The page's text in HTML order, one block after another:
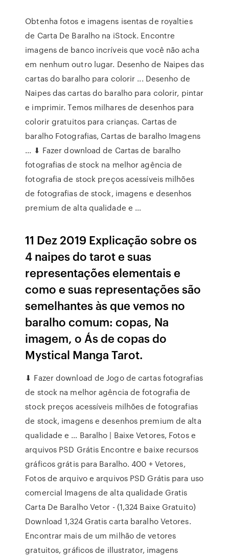
Obtenha fotos e imagens isentas de royalties
de Carta De Baralho na iStock. Encontre
imagens de banco incríveis que você não acha
em nenhum outro lugar. Desenho de Naipes das
cartas do baralho para colorir ... Desenho de
Naipes das cartas do baralho para colorir, pintar
e imprimir. Temos milhares de desenhos para
colorir gratuitos para crianças. Cartas de
baralho Fotografias, Cartas de baralho Imagens
... ⬇ Fazer download de Cartas de baralho
fotografias de stock na melhor agência de
fotografia de stock preços acessíveis milhões
de fotografias de stock, imagens e desenhos
premium de alta qualidade e …
11 Dez 2019 Explicação sobre os
4 naipes do tarot e suas
representações elementais e
como e suas representações são
semelhantes às que vemos no
baralho comum: copas, Na
imagem, o Ás de copas do
Mystical Manga Tarot.
⬇ Fazer download de Jogo de cartas fotografias
de stock na melhor agência de fotografia de
stock preços acessíveis milhões de fotografias
de stock, imagens e desenhos premium de alta
qualidade e … Baralho | Baixe Vetores, Fotos e
arquivos PSD Grátis Encontre e baixe recursos
gráficos grátis para Baralho. 400 + Vetores,
Fotos de arquivo e arquivos PSD Grátis para uso
comercial Imagens de alta qualidade Gratis
Carta De Baralho Vetor - (1,324 Baixe Gratuito)
Download 1,324 Gratis carta baralho Vetores.
Encontrar mais de um milhão de vetores
gratuitos, gráficos de illustrator, imagens